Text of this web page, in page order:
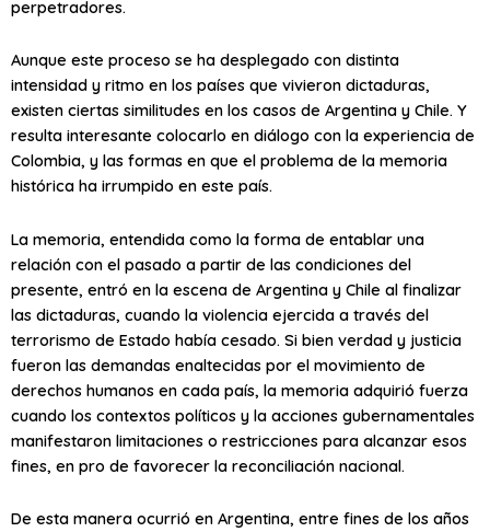
perpetradores.
Aunque este proceso se ha desplegado con distinta
intensidad y ritmo en los países que vivieron dictaduras,
existen ciertas similitudes en los casos de Argentina y Chile. Y
resulta interesante colocarlo en diálogo con la experiencia de
Colombia, y las formas en que el problema de la memoria
histórica ha irrumpido en este país.
La memoria, entendida como la forma de entablar una
relación con el pasado a partir de las condiciones del
presente, entró en la escena de Argentina y Chile al finalizar
las dictaduras, cuando la violencia ejercida a través del
terrorismo de Estado había cesado. Si bien verdad y justicia
fueron las demandas enaltecidas por el movimiento de
derechos humanos en cada país, la memoria adquirió fuerza
cuando los contextos políticos y la acciones gubernamentales
manifestaron limitaciones o restricciones para alcanzar esos
fines, en pro de favorecer la reconciliación nacional.
De esta manera ocurrió en Argentina, entre fines de los años